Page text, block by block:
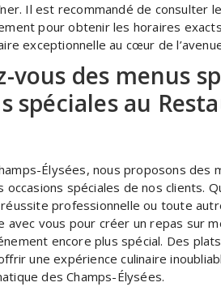
Il est recommandé de consulter
pour obtenir les horaires
exceptionnelle au cœur de
vous des menus
spéciales au
Élysées, nous proposons des
occasions spéciales de nos clients.
professionnelle ou toute
avec vous pour créer un repas sur
encore plus spécial. Des
une expérience culinaire
des Champs-Élysées.